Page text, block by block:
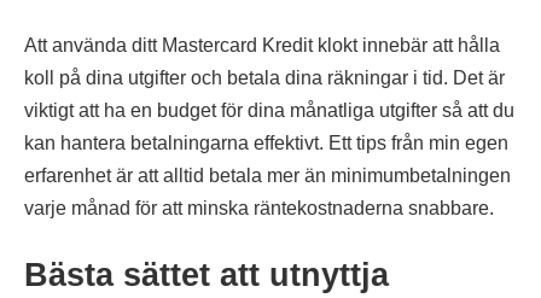
Att använda ditt Mastercard Kredit klokt innebär att hålla
koll på dina utgifter och betala dina räkningar i tid. Det är
viktigt att ha en budget för dina månatliga utgifter så att du
kan hantera betalningarna effektivt. Ett tips från min egen
erfarenhet är att alltid betala mer än minimumbetalningen
varje månad för att minska räntekostnaderna snabbare.
Bästa sättet att utnyttja